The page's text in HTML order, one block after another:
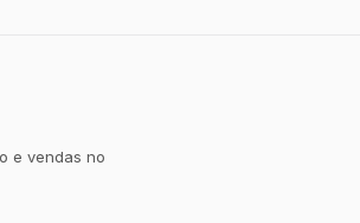
e vendas no